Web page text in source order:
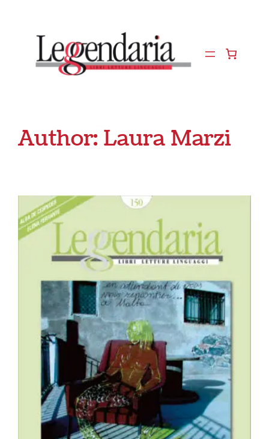
contenuto
Author:Laura Marzi